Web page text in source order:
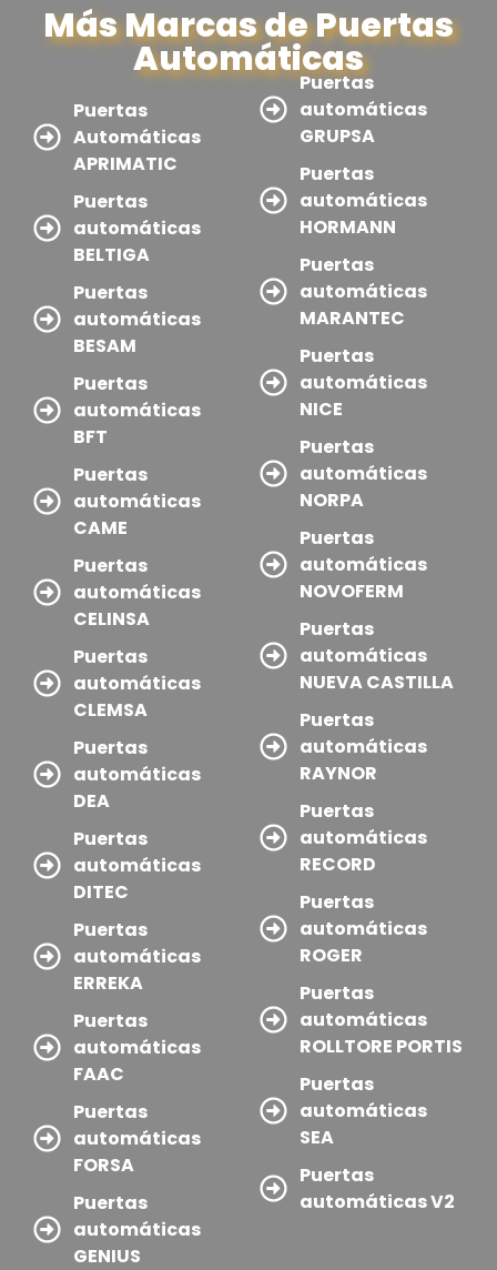
Más Marcas de Puertas
Automáticas
Puertas
Automáticas
APRIMATIC
Puertas
automáticas
BELTIGA
Puertas
automáticas
BESAM
Puertas
automáticas
BFT
Puertas
automáticas
CAME
Puertas
automáticas
CELINSA
Puertas
automáticas
CLEMSA
Puertas
automáticas
DEA
Puertas
automáticas
DITEC
Puertas
automáticas
ERREKA
Puertas
automáticas
FAAC
Puertas
automáticas
FORSA
Puertas
automáticas
GENIUS
Puertas
automáticas
GRUPSA
Puertas
automáticas
HORMANN
Puertas
automáticas
MARANTEC
Puertas
automáticas
NICE
Puertas
automáticas
NORPA
Puertas
automáticas
NOVOFERM
Puertas
automáticas
NUEVA CASTILLA
Puertas
automáticas
RAYNOR
Puertas
automáticas
RECORD
Puertas
automáticas
ROGER
Puertas
automáticas
ROLLTORE PORTIS
Puertas
automáticas
SEA
Puertas
automáticas V2